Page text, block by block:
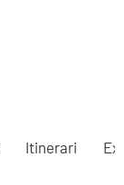
Itinerari